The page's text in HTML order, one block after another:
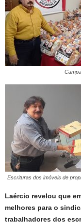
Escrituras dos imóveis de
Laércio revelou que
melhores para o
trabalhadores dos